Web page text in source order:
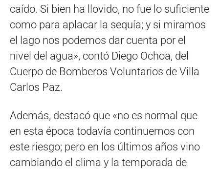
caído. Si bien ha llovido, no fue lo suficiente
como para aplacar la sequía; y si miramos
el lago nos podemos dar cuenta por el
nivel del agua», contó Diego Ochoa, del
Cuerpo de Bomberos Voluntarios de Villa
Carlos Paz.
Además, destacó que «no es normal que
en esta época todavía continuemos con
este riesgo; pero en los últimos años vino
cambiando el clima y la temporada de